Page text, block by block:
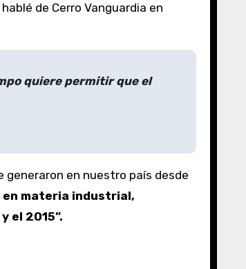
de Cerro Vanguardia en
quiere permitir que el
generaron en nuestro país desde
en materia industrial,
el 2015”.